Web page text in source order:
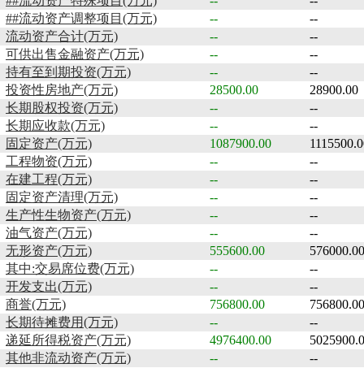
##流动资产调整项目(万元)
--
--
流动资产合计(万元)
--
--
可供出售金融资产(万元)
--
--
持有至到期投资(万元)
--
--
投资性房地产(万元)
28500.00
28900.00
长期股权投资(万元)
--
--
长期应收款(万元)
--
--
固定资产(万元)
1087900.00
工程物资(万元)
--
--
在建工程(万元)
--
--
固定资产清理(万元)
--
--
生产性生物资产(万元)
--
--
油气资产(万元)
--
--
无形资产(万元)
555600.00
576000.00
其中:交易席位费(万元)
--
--
开发支出(万元)
--
--
商誉(万元)
756800.00
756800.00
长期待摊费用(万元)
--
--
递延所得税资产(万元)
4976400.00
其他非流动资产(万元)
--
--